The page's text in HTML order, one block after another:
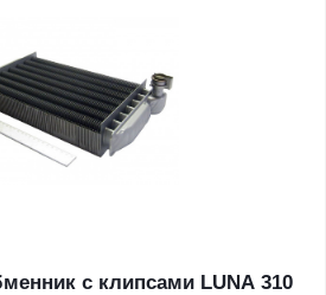
с клипсами LUNA 310